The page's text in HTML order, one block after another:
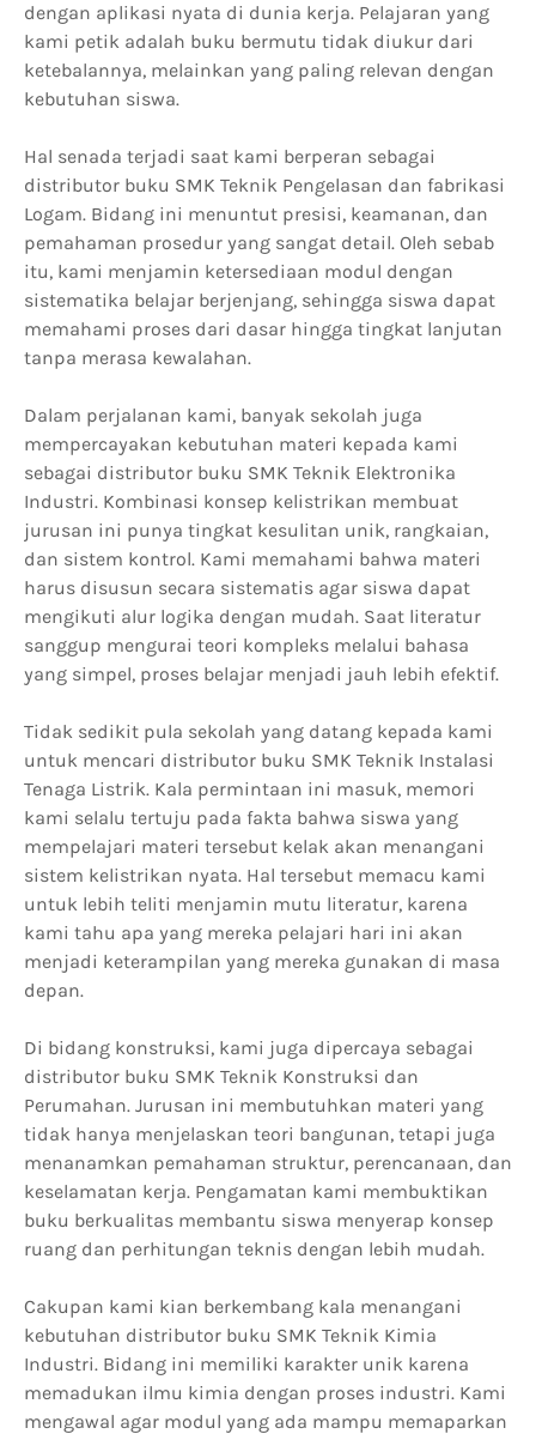
dengan aplikasi nyata di dunia kerja. Pelajaran yang
kami petik adalah buku bermutu tidak diukur dari
ketebalannya, melainkan yang paling relevan dengan
kebutuhan siswa.
Hal senada terjadi saat kami berperan sebagai
distributor buku SMK Teknik Pengelasan dan fabrikasi
Logam. Bidang ini menuntut presisi, keamanan, dan
pemahaman prosedur yang sangat detail. Oleh sebab
itu, kami menjamin ketersediaan modul dengan
sistematika belajar berjenjang, sehingga siswa dapat
memahami proses dari dasar hingga tingkat lanjutan
tanpa merasa kewalahan.
Dalam perjalanan kami, banyak sekolah juga
mempercayakan kebutuhan materi kepada kami
sebagai distributor buku SMK Teknik Elektronika
Industri. Kombinasi konsep kelistrikan membuat
jurusan ini punya tingkat kesulitan unik, rangkaian,
dan sistem kontrol. Kami memahami bahwa materi
harus disusun secara sistematis agar siswa dapat
mengikuti alur logika dengan mudah. Saat literatur
sanggup mengurai teori kompleks melalui bahasa
yang simpel, proses belajar menjadi jauh lebih efektif.
Tidak sedikit pula sekolah yang datang kepada kami
untuk mencari distributor buku SMK Teknik Instalasi
Tenaga Listrik. Kala permintaan ini masuk, memori
kami selalu tertuju pada fakta bahwa siswa yang
mempelajari materi tersebut kelak akan menangani
sistem kelistrikan nyata. Hal tersebut memacu kami
untuk lebih teliti menjamin mutu literatur, karena
kami tahu apa yang mereka pelajari hari ini akan
menjadi keterampilan yang mereka gunakan di masa
depan.
Di bidang konstruksi, kami juga dipercaya sebagai
distributor buku SMK Teknik Konstruksi dan
Perumahan. Jurusan ini membutuhkan materi yang
tidak hanya menjelaskan teori bangunan, tetapi juga
menanamkan pemahaman struktur, perencanaan, dan
keselamatan kerja. Pengamatan kami membuktikan
buku berkualitas membantu siswa menyerap konsep
ruang dan perhitungan teknis dengan lebih mudah.
Cakupan kami kian berkembang kala menangani
kebutuhan distributor buku SMK Teknik Kimia
Industri. Bidang ini memiliki karakter unik karena
memadukan ilmu kimia dengan proses industri. Kami
mengawal agar modul yang ada mampu memaparkan